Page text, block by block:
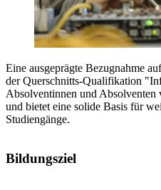
Eine ausgeprägte Bezugnahme
der Querschnitts-Qualifikation
Absolventinnen und
und bietet eine solide Basis für
Studiengänge.
Bildungsziel